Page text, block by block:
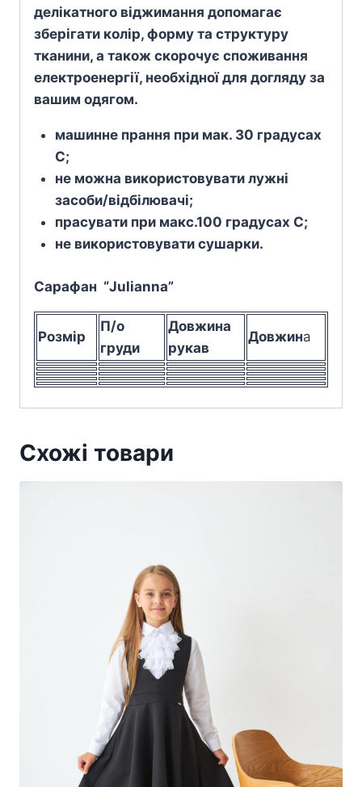
делікатного віджимання допомагає
зберігати колір, форму та структуру
тканини, а також скорочує споживання
електроенергії, необхідної для догляду за
вашим одягом.
машинне прання при мак. 30 градусах
С;
не можна використовувати лужні
засоби/відбілювачі;
прасувати при макс.100 градусах С;
не використовувати сушарки.
Сарафан “Julianna”
Розмір
П/о
груди
Довжина
рукав
Довжина
Схожі товари